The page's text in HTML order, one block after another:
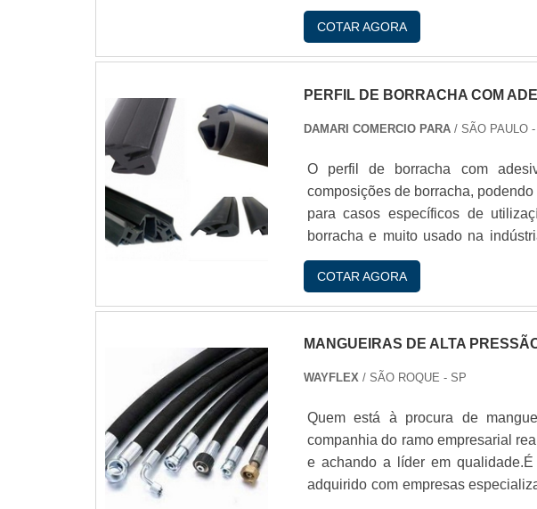
tato; - Resistente; - Leve.Adquira
estocagem e transporte de
com a GG Kit, referênc.
COTAR AGORA
PERFIL DE BORRACHA COM
DAMARI COMERCIO PARA/ SÃO PAULO -
O perfil de borracha com
composições de borracha,
para casos específicos de
borracha e muito usado na
necessidade de serviços
guias; Fixaçío de elementos para
para-brisas; Entre outrasAs
COTAR AGORA
MANGUEIRAS DE ALTA
WAYFLEX/ SÃO ROQUE - SP
Quem está à procura de
companhia do ramo empresarial
e achando a líder em
adquirido com empresas